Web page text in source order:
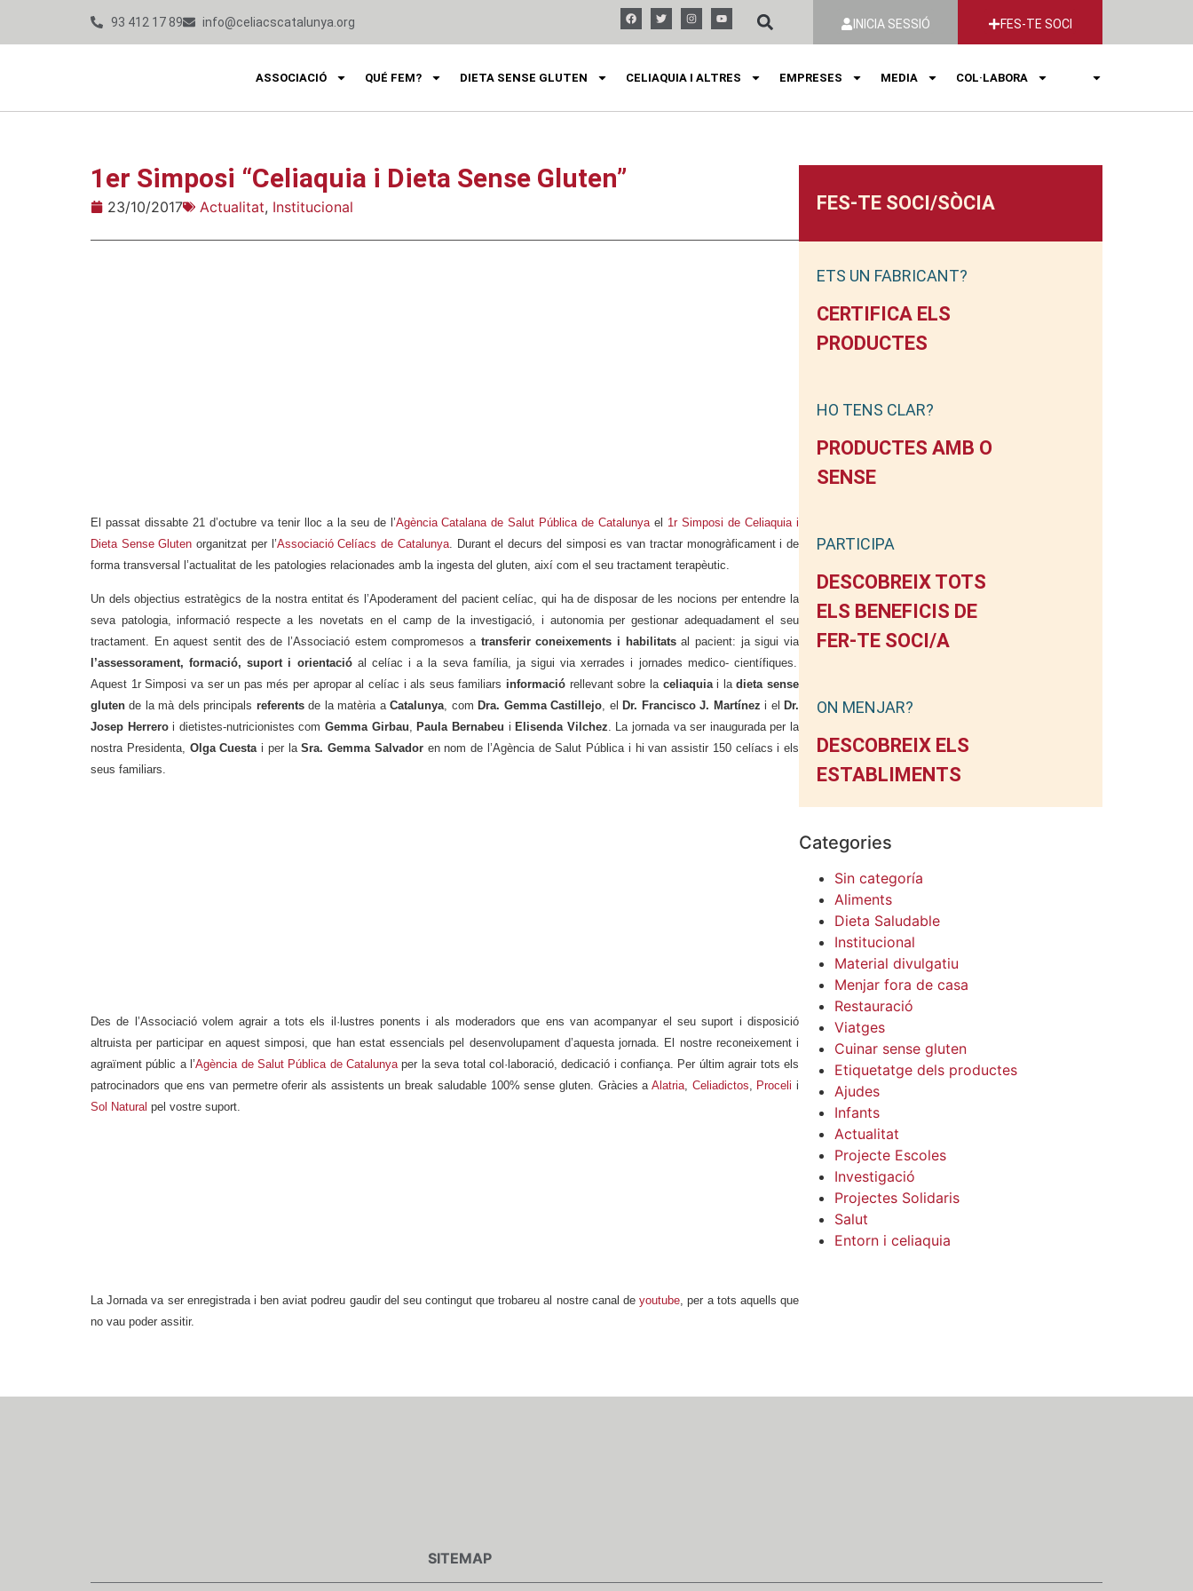
93 412 17 89 info@celiacscatalunya.org INICIA SESSIÓ FES-TE SOCI
ASSOCIACIÓ QUÉ FEM? DIETA SENSE GLUTEN CELIAQUIA I ALTRES EMPRESES MEDIA COL·LABORA
1er Simposi “Celiaquia i Dieta Sense Gluten”
23/10/2017 Actualitat, Institucional
El passat dissabte 21 d’octubre va tenir lloc a la seu de l’Agència Catalana de Salut Pública de Catalunya el 1r Simposi de Celiaquia i
Dieta Sense Gluten organitzat per l’Associació Celíacs de Catalunya. Durant el decurs del simposi es van tractar monogràficament i de
forma transversal l’actualitat de les patologies relacionades amb la ingesta del gluten, així com el seu tractament terapèutic.
Un dels objectius estratègics de la nostra entitat és l’Apoderament del pacient celíac, qui ha de disposar de les nocions per entendre la
seva patologia, informació respecte a les novetats en el camp de la investigació, i autonomia per gestionar adequadament el seu
tractament. En aquest sentit des de l’Associació estem compromesos a transferir coneixements i habilitatsal pacient: ja sigui via
l’assessorament, formació, suport i orientació al celíac i a la seva família, ja sigui via xerrades i jornades medico- científiques.
Aquest 1r Simposi va ser un pas més per apropar al celíac i als seus familiars informació rellevant sobre laceliaquiai ladieta sense
gluten de la mà dels principals referentsde la matèria aCatalunya , com Dra. Gemma Castillejo , el Dr. Francisco J. Martínez i el Dr.
Josep Herreroi dietistes-nutricionistes comGemma Girbau Paula Bernabeu i Elisenda Vilchez . La jornada va ser inaugurada per la
nostra Presidenta, Olga Cuesta i per laSra. Gemma Salvadoren nom de l’Agència de Salut Pública i hi van assistir 150 celíacs i els
seus familiars.
Des de l’Associació volem agrair a tots els il·lustres ponents i als moderadors que ens van acompanyar el seu suport i disposició
altruista per participar en aquest simposi, que han estat essencials pel desenvolupament d’aquesta jornada. El nostre reconeixement i
agraïment públic a l’Agència de Salut Pública de Catalunya per la seva total col·laboració, dedicació i confiança. Per últim agrair tots els
patrocinadors que ens van permetre oferir als assistents un break saludable 100% sense gluten. Gràcies a Alatria, Celiadictos Proceli i
Sol Natural pel vostre suport.
La Jornada va ser enregistrada i ben aviat podreu gaudir del seu contingut que trobareu al nostre canal deyoutube , per a tots aquells que
no vau poder assitir.
FES-TE SOCI/SÒCIA
ETS UN FABRICANT?
CERTIFICA ELS
PRODUCTES
HO TENS CLAR?
PRODUCTES AMB O
SENSE
PARTICIPA
DESCOBREIX TOTS
ELS BENEFICIS DE
FER-TE SOCI/A
ON MENJAR?
DESCOBREIX ELS
ESTABLIMENTS
Categories
Sin categoría
Aliments
Dieta Saludable
Institucional
Material divulgatiu
Menjar fora de casa
Restauració
Viatges
Cuinar sense gluten
Etiquetatge dels productes
Ajudes
Infants
Actualitat
Projecte Escoles
Investigació
Projectes Solidaris
Salut
Entorn i celiaquia
SITEMAP